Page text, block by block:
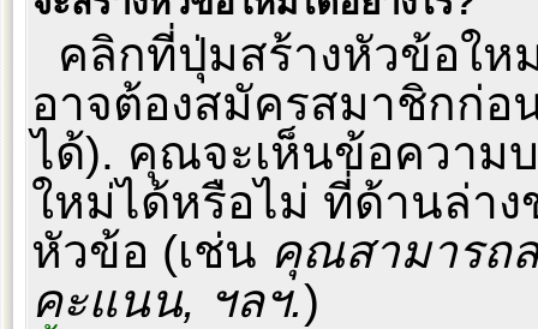
คลิกที่ปุ่มสร้างหัวข้อให
อาจต้องสมัครสมาชิกก่อ
ได้). คุณจะเห็นข้อความ
ใหม่ได้หรือไม่ ที่ด้านล่า
หัวข้อ (เช่น คุณสามารถ
คะแนน, ฯลฯ.)